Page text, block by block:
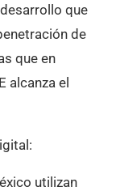
que
de
que en
alcanza el
utilizan